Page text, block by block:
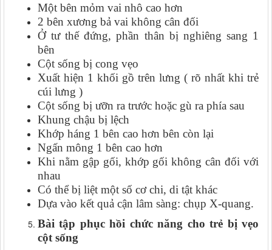
Một bên mỏm vai nhô cao hơn
2 bên xương bả vai không cân đối
Ở tư thế đứng, phần thân bị nghiêng sang 1
bên
Cột sống bị cong vẹo
Xuất hiện 1 khối gồ trên lưng ( rõ nhất khi trẻ
cúi lưng )
Cột sống bị ưỡn ra trước hoặc gù ra phía sau
Khung chậu bị lệch
Khớp háng 1 bên cao hơn bên còn lại
Ngấn mông 1 bên cao hơn
Khi nằm gập gối, khớp gối không cân đối với
nhau
Có thể bị liệt một số cơ chi, di tật khác
Dựa vào kết quả cận lâm sàng: chụp X-quang.
Bài tập phục hồi chức năng cho trẻ bị vẹo
cột sống